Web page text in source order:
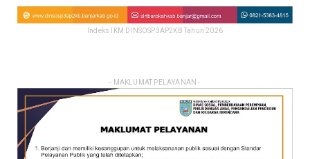
Indeks IKM DINSOSP3AP2KB Tahun 2026
- MAKLUMAT PELAYANAN -